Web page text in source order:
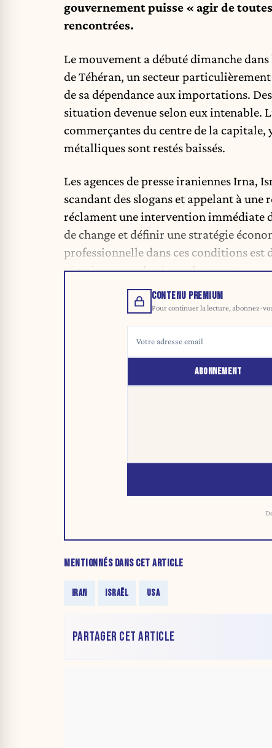
gouvernement puisse « agir de
rencontrées.
Le mouvement a débuté dimanche
de Téhéran, un secteur
de sa dépendance aux importations.
situation devenue selon eux intenable.
commerçantes du centre de la
métalliques sont restés baissés.
Les agences de presse iraniennes Irna,
scandant des slogans et appelant à
réclament une intervention immédiate
de change et définir une stratégie
professionnelle dans ces conditions
témoignages relayés par la presse.
CONTENU PREMIUM
Pour continuer la lecture, abonnez-
ABONNEMENT
MENTIONNÉS DANS CET ARTICLE
IRAN ISRAËL USA
PARTAGER CET ARTICLE